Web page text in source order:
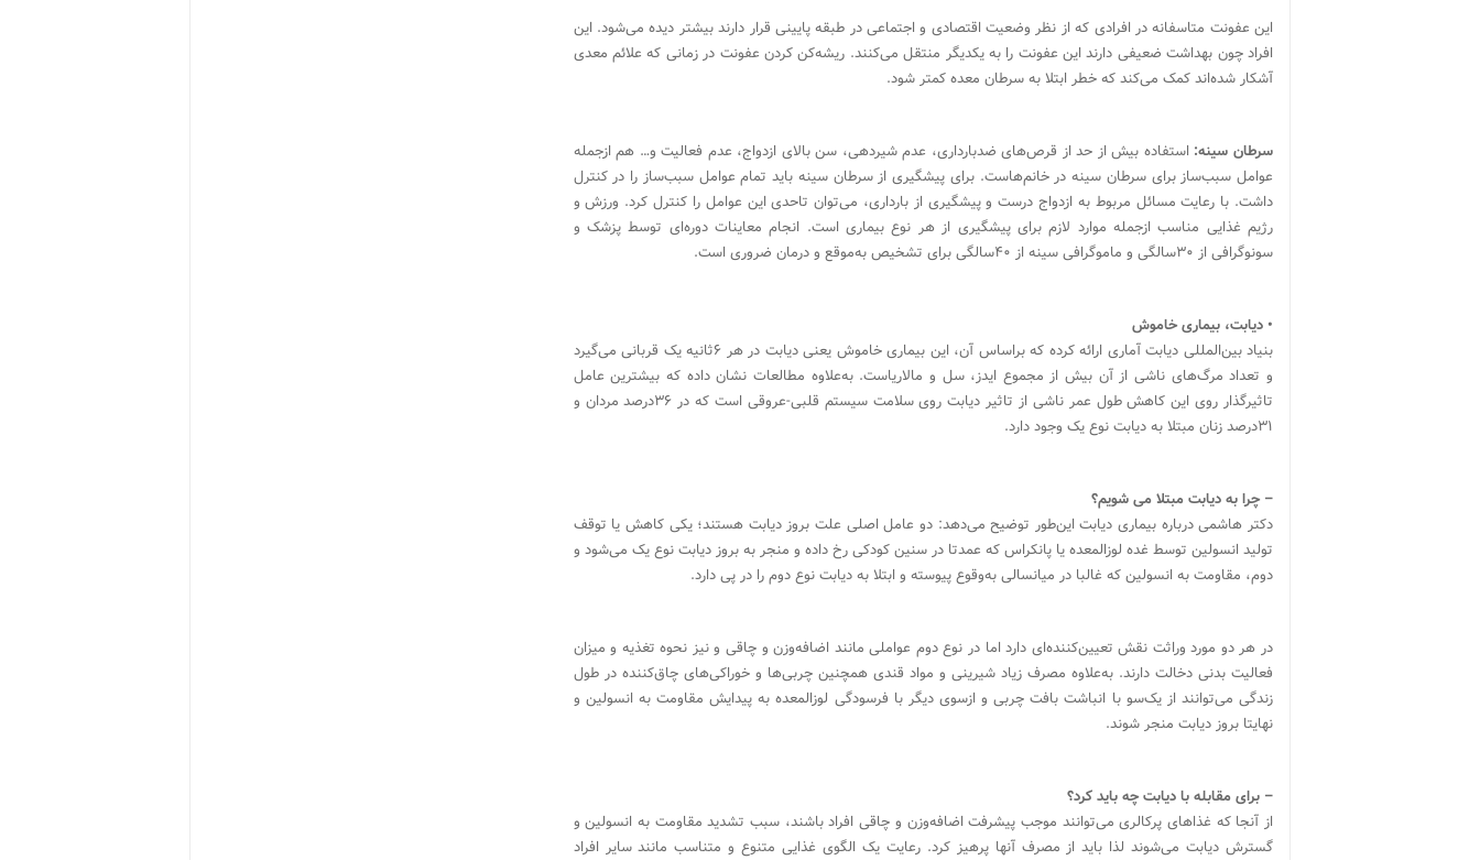
این عفونت متاسفانه در افرادی که از نظر وضعیت اقتصادی و اجتماعی در طبقه پایینی قرار دارند بیشتر دیده می‌شود. این
افراد چون بهداشت ضعیفی دارند این عفونت را به یکدیگر منتقل می‌کنند. ریشه‌کن کردن عفونت در زمانی که علائم معدی
آشکار شده‌اند کمک می‌کند که خطر ابتلا به سرطان معده کمتر شود.
سرطان سینه: استفاده بیش از حد از قرص‌های ضدبارداری، عدم شیردهی، سن بالای ازدواج، عدم فعالیت و… هم از‌جمله
عوامل سبب‌ساز برای سرطان سینه در خانم‌هاست. برای پیشگیری از سرطان سینه باید تمام عوامل سبب‌ساز را در کنترل
داشت. با رعایت مسائل مربوط به ازدواج درست و پیشگیری از بارداری، می‌توان تا‌حدی این عوامل را کنترل کرد. ورزش و
رژیم غذایی مناسب از‌جمله موارد لازم برای پیشگیری از هر نوع بیماری است. انجام معاینات دوره‌ای توسط پزشک و
سونوگرافی از ۳۰سالگی و ماموگرافی سینه از ۴۰‌سالگی برای تشخیص به‌موقع و درمان ضروری است.
• دیابت، بیماری خاموش
بنیاد بین‌المللی دیابت آماری ارائه کرده که براساس آن، این بیماری خاموش یعنی دیابت در هر ۶ثانیه یک قربانی می‌گیرد
و تعداد مرگ‌های ناشی از آن بیش از مجموع ایدز، سل و مالاریاست. به‌علاوه مطالعات نشان داده که بیشترین عامل
تاثیرگذار روی این کاهش طول عمر ناشی از تاثیر دیابت روی سلامت سیستم قلبی-عروقی است که در ۳۶درصد مردان و
۳۱درصد زنان مبتلا به دیابت نوع یک وجود دارد.
– چرا به دیابت مبتلا می شویم؟
دکتر هاشمی درباره بیماری دیابت این‌طور توضیح می‌دهد: دو عامل اصلی علت بروز دیابت هستند؛ یکی کاهش یا توقف
تولید انسولین توسط غده لوزالمعده یا پانکراس که عمدتا در سنین کودکی رخ داده و منجر به بروز دیابت نوع یک می‌شود و
دوم، مقاومت به انسولین که غالبا در میانسالی به‌وقوع پیوسته و ابتلا به دیابت نوع دوم را در پی دارد.
در هر دو مورد وراثت نقش تعیین‌کننده‌ای دارد اما در نوع دوم عواملی مانند اضافه‌وزن و چاقی و نیز نحوه تغذیه و میزان
فعالیت بدنی دخالت دارند. به‌علاوه مصرف زیاد شیرینی و مواد قندی همچنین چربی‌ها و خوراکی‌های چاق‌کننده در طول
زندگی می‌توانند از یک‌سو با انباشت بافت چربی و از‌سوی دیگر با فرسودگی لوزالمعده به پیدایش مقاومت به انسولین و
نهایتا بروز دیابت منجر شوند.
– برای مقابله با دیابت چه باید کرد؟
از آنجا که غذاهای پرکالری می‌توانند موجب پیشرفت اضافه‌وزن و چاقی افراد باشند، سبب تشدید مقاومت به انسولین و
گسترش دیابت می‌شوند لذا باید از مصرف آنها پرهیز کرد. رعایت یک الگوی غذایی متنوع و متناسب مانند سایر افراد